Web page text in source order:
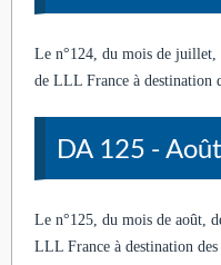
Le n°124, du mois de juillet,
de LLL France à destination
DA 125 -
Le n°125, du mois de août,
LLL France à destination des